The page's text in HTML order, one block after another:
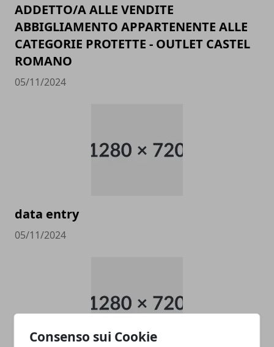
Consenso sui Cookie
ADDETTO/A ALLE VENDITE
ABBIGLIAMENTO APPARTENENTE ALLE
CATEGORIE PROTETTE - OUTLET CASTEL
ROMANO
05/11/2024
data entry
05/11/2024